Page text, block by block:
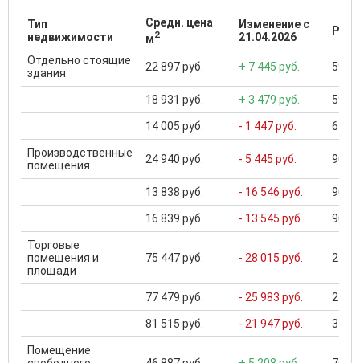
Тип
недвижимости
Средн. цена
м2
Изменение с
21.04.2026
Отдельно стоящие
здания
22 897 руб. + 7 445 руб. 59
18 931 руб. + 3 479 руб. 59
14 005 руб. - 1 447 руб. 6
Производственные
помещения
24 940 руб. - 5 445 руб. 900
13 838 руб. - 16 546 руб. 900
16 839 руб. - 13 545 руб. 900
Торговые
помещения и
площади
75 447 руб. - 28 015 руб. 2
77 479 руб. - 25 983 руб. 2
81 515 руб. - 21 947 руб. 3
Помещение